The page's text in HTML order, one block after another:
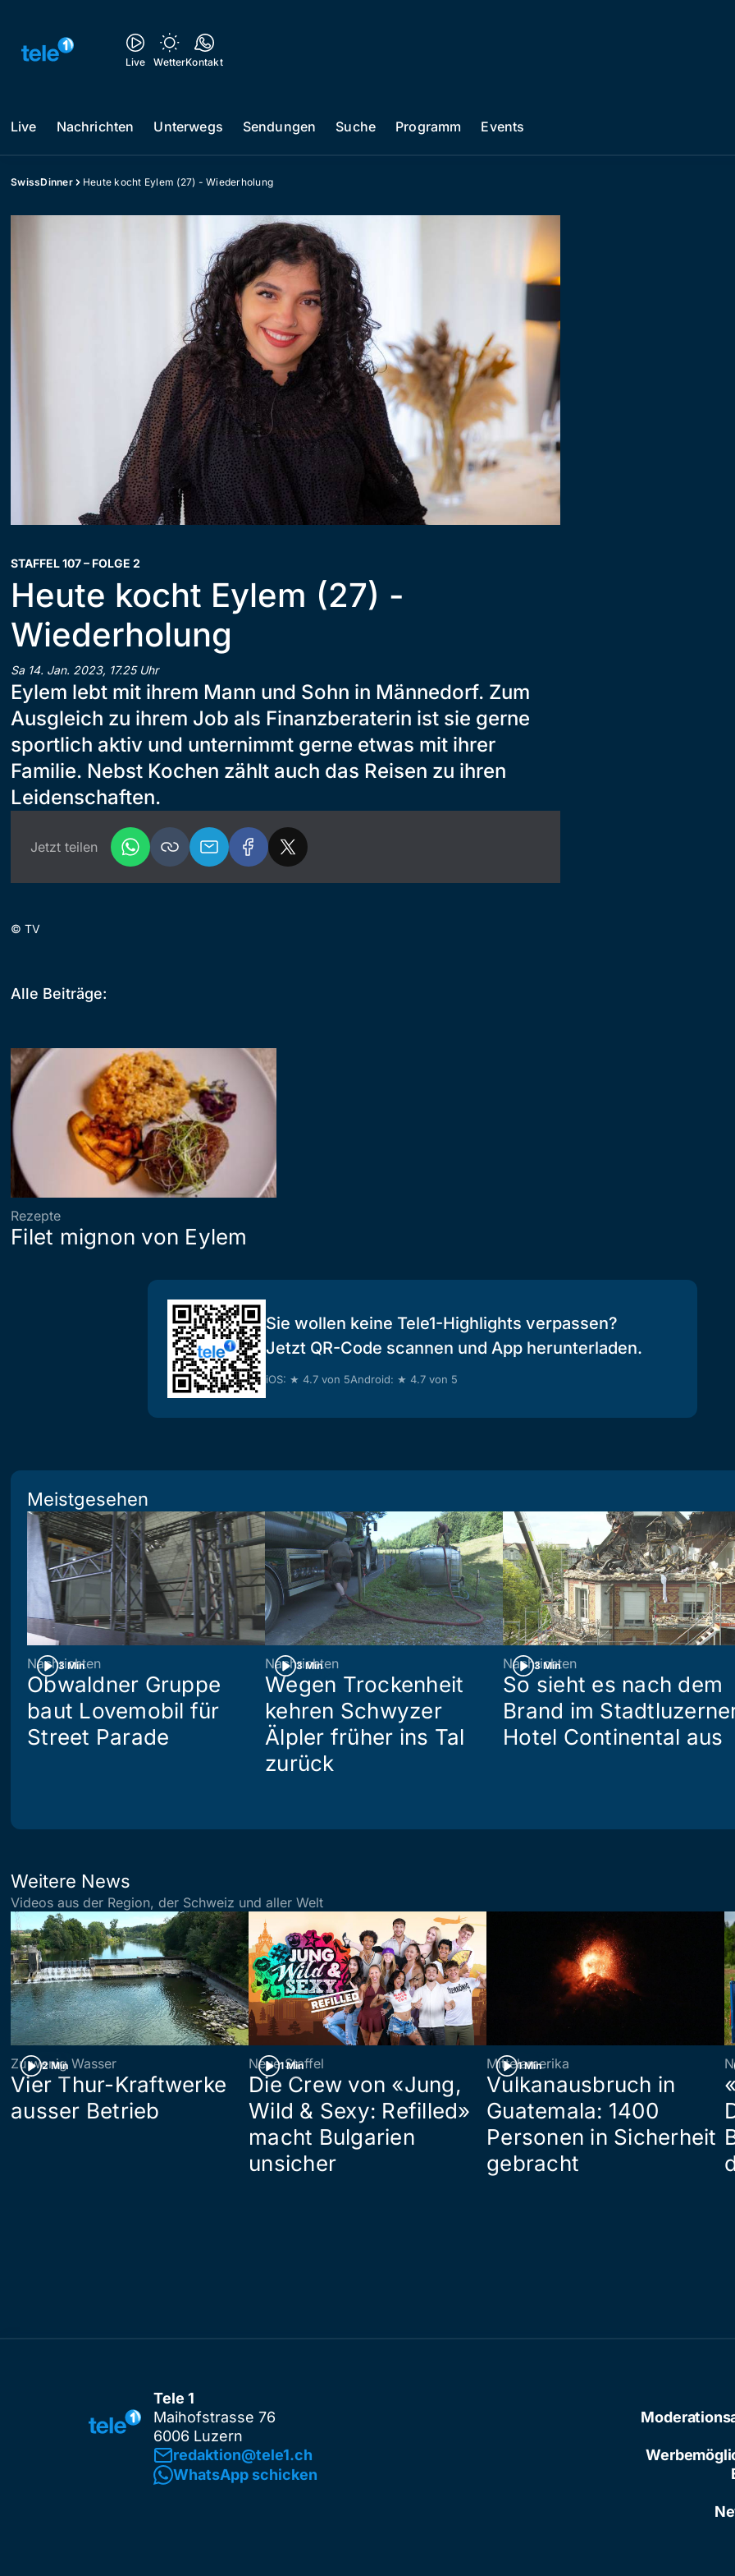
Live WetterKontakt
Live Nachrichten Unterwegs Sendungen Suche Programm Events
SwissDinner Heute kocht Eylem (27) - Wiederholung
STAFFEL 107 – FOLGE 2
Heute kocht Eylem (27) -
Wiederholung
Sa 14. Jan. 2023, 17.25 Uhr
Eylem lebt mit ihrem Mann und Sohn in Männedorf. Zum
Ausgleich zu ihrem Job als Finanzberaterin ist sie gerne
sportlich aktiv und unternimmt gerne etwas mit ihrer
Familie. Nebst Kochen zählt auch das Reisen zu ihren
Leidenschaften.
Jetzt teilen
© TV
Alle Beiträge:
Rezepte
Filet mignon von Eylem
Sie wollen keine Tele1-Highlights verpassen?
Jetzt QR-Code scannen und App herunterladen.
iOS: ★ 4.7 von 5Android: ★ 4.7 von 5
Meistgesehen
3 Min
Nachrichten
Obwaldner Gruppe
baut Lovemobil für
Street Parade
3 Min
Nachrichten
Wegen Trockenheit
kehren Schwyzer
Älpler früher ins Tal
zurück
3 Min
Nachrichten
So sieht es nach dem
Brand im
Hotel Continental aus
Weitere News
Videos aus der Region, der Schweiz und aller Welt
2 Min
Zu wenig Wasser
Vier Thur-Kraftwerke
ausser Betrieb
1 Min
Neue Staffel
Die Crew von «Jung,
Wild & Sexy: Refilled»
macht Bulgarien
unsicher
1 Min
Mittelamerika
Vulkanausbruch in
Guatemala: 1400
Personen in Sicherheit
gebracht
Tele 1
Maihofstrasse 76
6006 Luzern
redaktion@tele1.ch
WhatsApp schicken